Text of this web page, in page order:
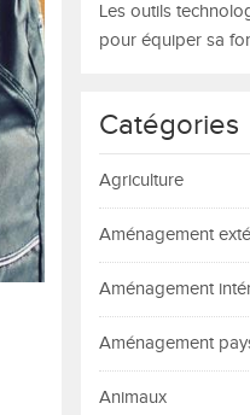
Les outils
pour équiper sa
Catégories
Agriculture
Aménagement
Aménagement
Aménagement
Animaux